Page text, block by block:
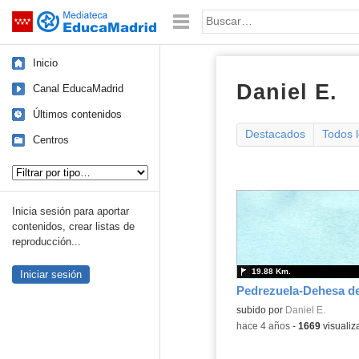
Saltar navegación Palabra o frase:
Inicio
Canal EducaMadrid
Últimos contenidos
Centros
Inicia sesión para aportar
contenidos, crear listas de
reproducción...
Iniciar sesión
Daniel E.
Destacados Todos
subido por Daniel E.
19.88 Km.
-hace 4 años- 1669